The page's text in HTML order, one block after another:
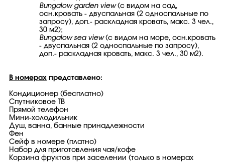
Bungalow garden view(с видом на сад,
осн.кровать - двуспальная (2 односпальные по
запросу), доп.- раскладная кровать, макс. 3 чел.,
30 м2);
Bungalow sea view(с видом на море, осн.кровать
- двуспальная (2 односпальные по запросу),
доп.- раскладная кровать, макс. 3 чел., 30 м2).
В номерах представлено:
Кондиционер (бесплатно)
Спутниковое ТВ
Прямой телефон
Мини-холодильник
Душ, ванна, банные принадлежности
Фен
Сейф в номере (платно)
Набор для приготовления чая/кофе
Корзина фруктов при заселении (только в номерах